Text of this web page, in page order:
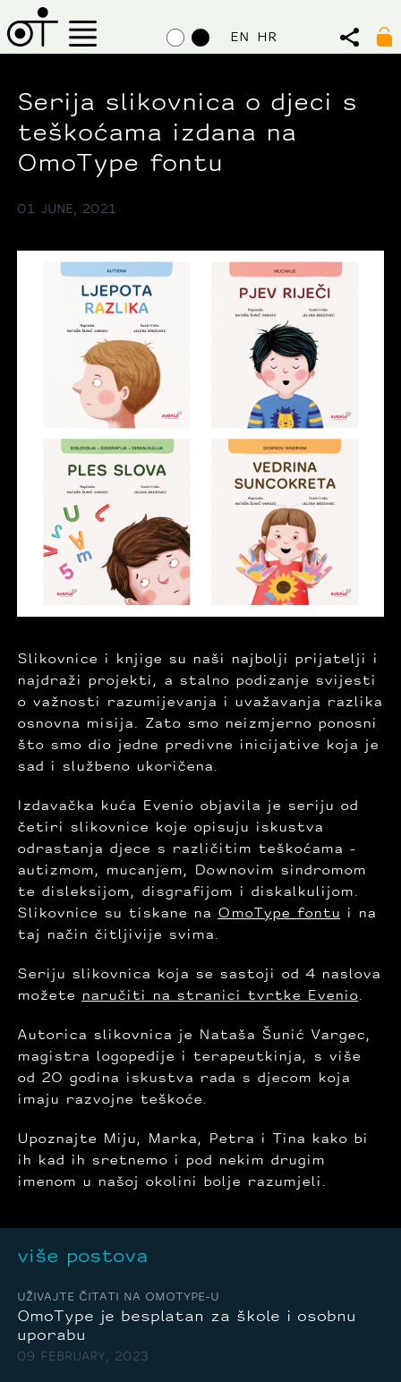
EN HR
Serija slikovnica o djeci s
teškoćama izdana na
OmoType fontu
01 JUNE, 2021
Slikovnice i knjige su naši najbolji prijatelji i
najdraži projekti, a stalno podizanje svijesti
o važnosti razumijevanja i uvažavanja razlika
osnovna misija. Zato smo neizmjerno ponosni
što smo dio jedne predivne inicijative koja je
sad i službeno ukoričena.
Izdavačka kuća Evenio objavila je seriju od
četiri slikovnice koje opisuju iskustva
odrastanja djece s različitim teškoćama -
autizmom, mucanjem, Downovim sindromom
te disleksijom, disgrafijom i diskalkulijom.
Slikovnice su tiskane na OmoType fontu i na
taj način čitljivije svima.
Seriju slikovnica koja se sastoji od 4 naslova
možete
naručiti na stranici tvrtke Evenio.
Autorica slikovnica je Nataša Šunić Vargec,
magistra logopedije i terapeutkinja, s više
od 20 godina iskustva rada s djecom koja
imaju razvojne teškoće.
Upoznajte Miju, Marka, Petra i Tina kako bi
ih kad ih sretnemo i pod nekim drugim
imenom u našoj okolini bolje razumjeli.
više postova
UŽIVAJTE ČITATI NA OMOTYPE-U
OmoType je besplatan za škole i osobnu
uporabu
09 FEBRUARY, 2023